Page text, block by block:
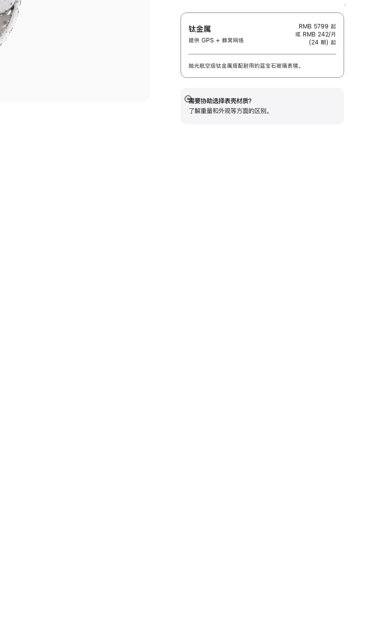
色
钛金属
提供 GPS + 蜂窝网络
RMB 5799 起
或 RMB 242/月
(24 期) 起
抛光航空级钛金属搭配耐用的蓝宝石玻璃表镜。
需要协助选择表壳材质？
了解重量和外观等方面的区别。
展
开